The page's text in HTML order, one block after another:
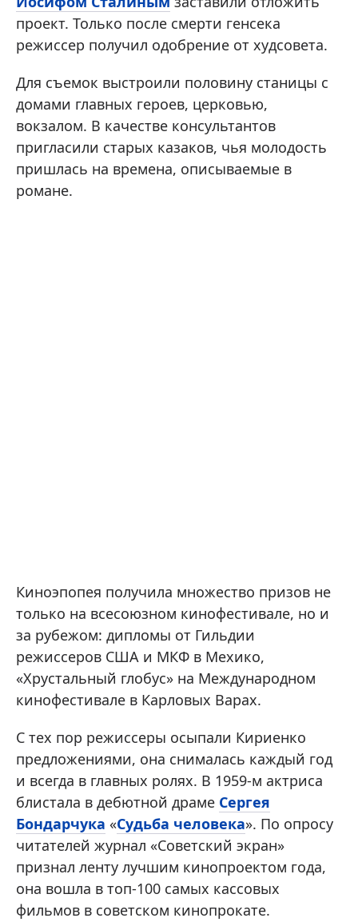
проект. Только после смерти генсека
режиссер получил одобрение от худсовета.
Для съемок выстроили половину станицы с
домами главных героев, церковью,
вокзалом. В качестве консультантов
пригласили старых казаков, чья молодость
пришлась на времена, описываемые в
романе.
Киноэпопея получила множество призов не
только на всесоюзном кинофестивале, но и
за рубежом: дипломы от Гильдии
режиссеров США и МКФ в Мехико,
«Хрустальный глобус» на Международном
кинофестивале в Карловых Варах.
С тех пор режиссеры осыпали Кириенко
предложениями, она снималась каждый год
и всегда в главных ролях. В 1959-м актриса
блистала в дебютной драме Сергея
Бондарчука «Судьба человека». По опросу
читателей журнал «Советский экран»
признал ленту лучшим кинопроектом года,
она вошла в топ-100 самых кассовых
фильмов в советском кинопрокате.